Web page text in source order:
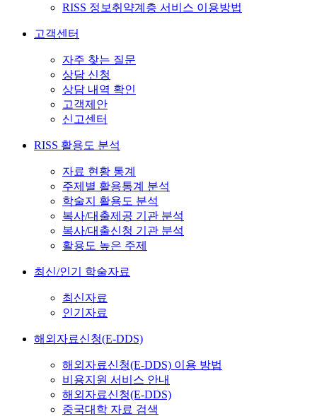
RISS 정보취약계층 서비스 이용방법
고객센터
자주 찾는 질문
상담 신청
상담 내역 확인
고객제안
신고센터
RISS 활용도 분석
자료 현황 통계
주제별 활용통계 분석
학술지 활용도 분석
복사/대출제공 기관 분석
복사/대출신청 기관 분석
활용도 높은 주제
최신/인기 학술자료
최신자료
인기자료
해외자료신청(E-DDS)
해외자료신청(E-DDS) 이용 방법
비용지원 서비스 안내
해외자료신청(E-DDS)
중국대학 자료 검색